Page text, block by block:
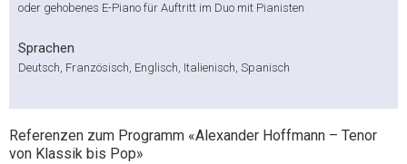
oder gehobenes E-Piano für Auftritt im Duo mit Pianisten
Sprachen
Deutsch, Französisch, Englisch, Italienisch, Spanisch
Referenzen zum Programm «Alexander Hoffmann – Tenor
von Klassik bis Pop»